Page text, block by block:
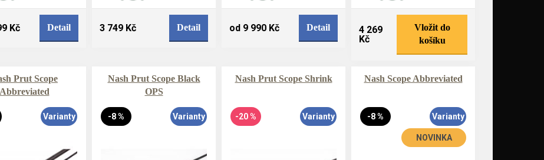
Kč Detail 3 749 Kč Detail od 9 990 Kč Detail
4 269
Kč
Vložit do
košíku
Prut Scope
Abbreviated
Varianty
Nash Prut Scope Black
OPS
-8 % Varianty
Nash Prut Scope Shrink
-20 % Varianty
Nash Scope Abbreviated
-8 %
NOVINKA
Varianty